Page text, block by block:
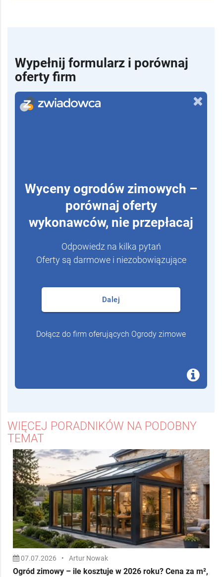
Wypełnij formularz i porównaj
oferty firm
Wyceny ogrodów zimowych –
porównaj oferty
wykonawców, nie przepłacaj
Odpowiedz na kilka pytań
Oferty są darmowe i niezobowiązujące
Dalej
Dołącz do firm oferujących Ogrody zimowe
WIĘCEJ PORADNIKÓW NA PODOBNY
TEMAT
07.07.2026 • Artur Nowak
Ogród zimowy – ile kosztuje w 2026 roku? Cena za m²,